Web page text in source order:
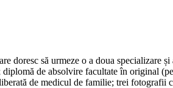
doresc să urmeze o a doua specializare
de absolvire facultate în original
de medicul de familie; trei